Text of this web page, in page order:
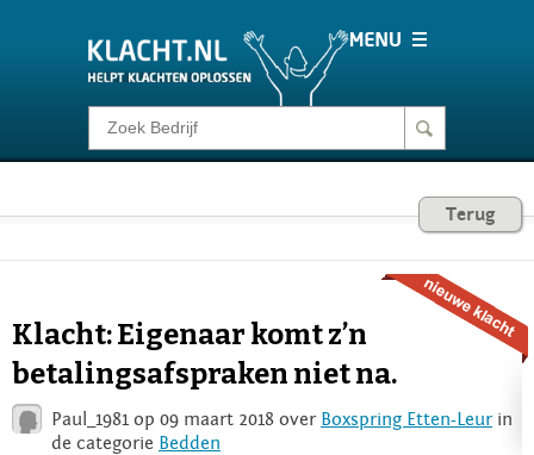
Klacht melden
Consumentenrecht
Voor Bedrijven
Login
Terug
Klacht: Eigenaar komt z’n
betalingsafspraken niet na.
Paul_1981 op 09 maart 2018 over Boxspring Etten-Leurin
de categorie Bedden